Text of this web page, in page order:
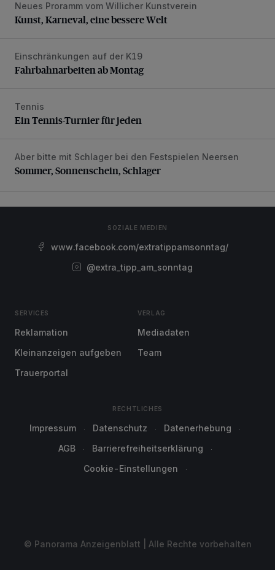
Kunst, Karneval, eine bessere Welt
Neues Proramm vom Willicher Kunstverein
Kunst, Karneval, eine bessere Welt
Fahrbahnarbeiten ab Montag
Einschränkungen auf der K19
Fahrbahnarbeiten ab Montag
Ein Tennis-Turnier für jeden
Tennis
Ein Tennis-Turnier für jeden
Sommer, Sonnenschein, Schlager
Aber bitte mit Schlager bei den Festspielen Neersen
Sommer, Sonnenschein, Schlager
SOZIALE MEDIEN
www.facebook.com/extratippamsonntag/
@extra_tipp_am_sonntag
SERVICES
Reklamation
Kleinanzeigen aufgeben
Trauerportal
VERLAG
Mediadaten
Team
RECHTLICHES
Impressum Datenschutz
Datenerhebung
AGB
Barrierefreiheitserklärung
Cookie-Einstellungen
© Panorama Anzeigenblatt | Alle Rechte vorbehalten